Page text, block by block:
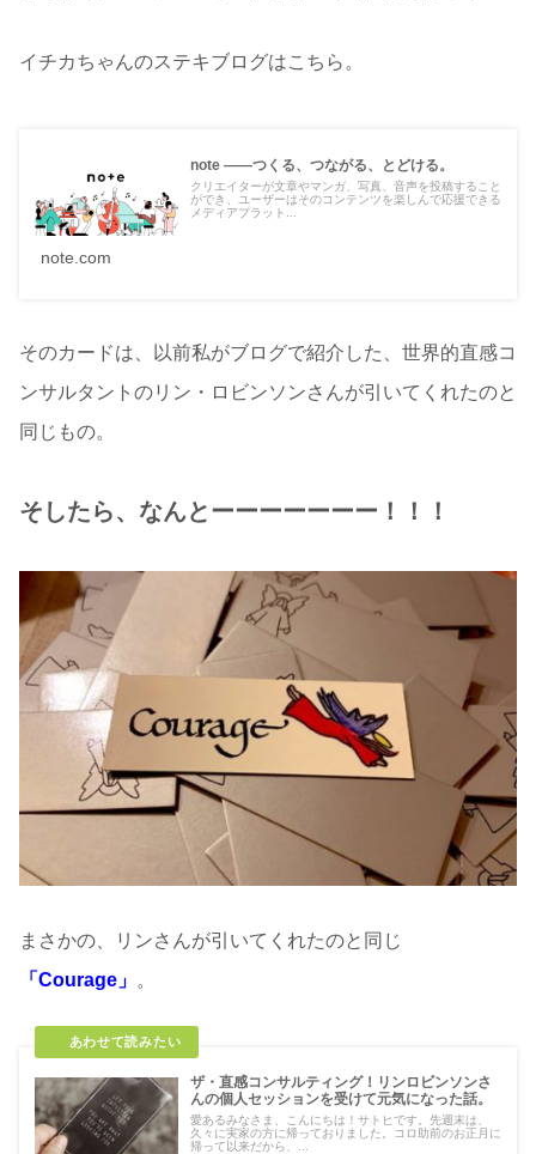
イチカちゃんのステキブログはこちら。
note ――つくる、つながる、とどける。
クリエイターが文章やマンガ、写真、音声を投稿すること
ができ、ユーザーはそのコンテンツを楽しんで応援できる
メディアプラット...
note.com
そのカードは、以前私がブログで紹介した、世界的直感コ
ンサルタントのリン・ロビンソンさんが引いてくれたのと
同じもの。
そしたら、なんとーーーーーーー！！！
まさかの、リンさんが引いてくれたのと同じ
「Courage」 。
ザ・直感コンサルティング！リンロビンソンさ
んの個人セッションを受けて元気になった話。
愛あるみなさま、こんにちは！サトヒです。先週末は、
久々に実家の方に帰っておりました。コロ助前のお正月に
帰って以来だから、...